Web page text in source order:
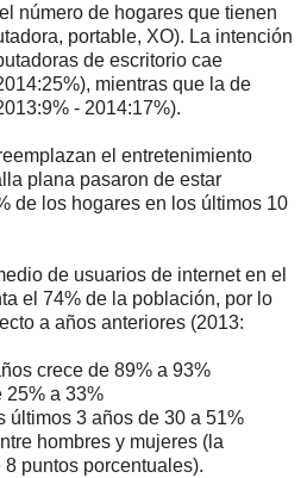
número de hogares que tienen
portable, XO). La intención
de escritorio cae
mientras que la de
- 2014:17%).
el entretenimiento
plana pasaron de estar
de los hogares en los últimos 10
de usuarios de internet en el
el 74% de la población, por lo
a años anteriores (2013:
crece de 89% a 93%
25% a 33%
últimos 3 años de 30 a 51%
hombres y mujeres (la
puntos porcentuales).